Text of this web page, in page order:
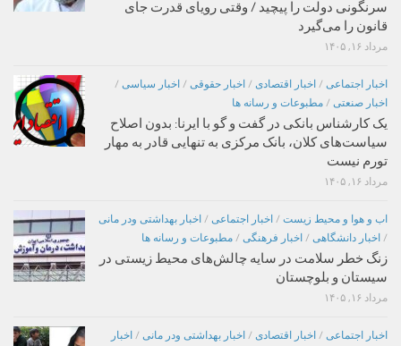
سرنگونی دولت را پیچید / وقتی رویای قدرت جای
قانون را می‌گیرد
مرداد ۱۶, ۱۴۰۵
اخبار اجتماعی / اخبار اقتصادی / اخبار حقوقی / اخبار سیاسی /
اخبار صنعتی / مطبوعات و رسانه ها
یک کارشناس بانکی در گفت و گو با ایرنا: بدون اصلاح
سیاست‌های کلان، بانک مرکزی به تنهایی قادر به مهار
تورم نیست
مرداد ۱۶, ۱۴۰۵
اب و هوا و محیط زیست / اخبار اجتماعی / اخبار بهداشتی ودر مانی
/ اخبار دانشگاهی / اخبار فرهنگی / مطبوعات و رسانه ها
زنگ خطر سلامت در سایه چالش‌های محیط زیستی در
سیستان و بلوچستان
مرداد ۱۶, ۱۴۰۵
اخبار اجتماعی / اخبار اقتصادی / اخبار بهداشتی ودر مانی / اخبار